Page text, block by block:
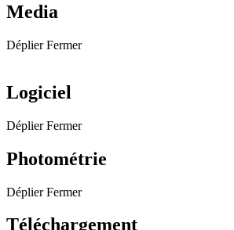
Media
Déplier Fermer
Logiciel
Déplier Fermer
Photométrie
Déplier Fermer
Téléchargement